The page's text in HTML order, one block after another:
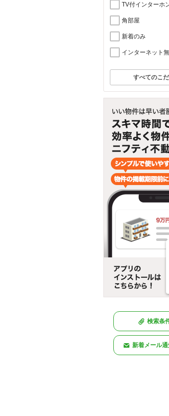
TV付インターホ
角部屋
新着のみ
インターネット
すべてのこ
検索条
新着メール